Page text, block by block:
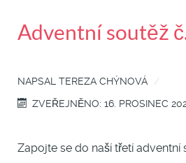
Adventní soutěž
NAPSAL TEREZA CHÝNOVÁ
ZVEŘEJNĚNO: 16. PROSINEC
Zapojte se do naší třetí adventní